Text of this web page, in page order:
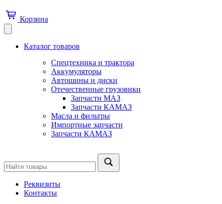
Корзина
Каталог товаров
Спецтехника и трактора
Аккумуляторы
Автошины и диски
Отечественные грузовики
Запчасти МАЗ
Запчасти КАМАЗ
Масла и фильтры
Импортные запчасти
Запчасти КАМАЗ
Реквизиты
Контакты